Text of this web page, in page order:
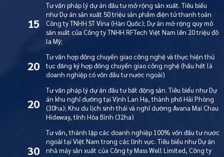
15
Tư vấn pháp lý dự án đầu tư mở rộng sản xuất. Tiêu biểu
như Dự án sản xuất 50 triệu sản phẩm điện tử thanh toán
Công ty TNHH ST Vina (Hàn Quốc); Dự án mở rộng quy mô
sản xuất của Công ty TNHH RFTech Việt Nam lên 20 triệu đô
la Mỹ;
20
Tư vấn hợp đồng chuyển giao công nghệ và thực hiện thủ
tục đăng ký hợp đồng chuyển giao công nghệ (hầu hết là
doanh nghiệp có vốn đầu tư nước ngoài)
20
Tư vấn pháp lý dự án đầu tư bất động sản. Tiêu biểu như Dự
án khu nghỉ dưỡng tại Vịnh Lan Hạ, thành phố Hải Phòng
(30ha); Khu du lịch sinh thái và nghỉ dưỡng Avana Mai Chau
Hideway, tỉnh Hòa Bình (32ha)
30
Tư vấn, thành lập các doanh nghiệp 100% vốn đầu tư nước
ngoài tại Việt Nam trong các lĩnh vực. Tiêu biểu như Dự án
nhà máy sản xuất của Công ty Mass Well Limited, Công ty